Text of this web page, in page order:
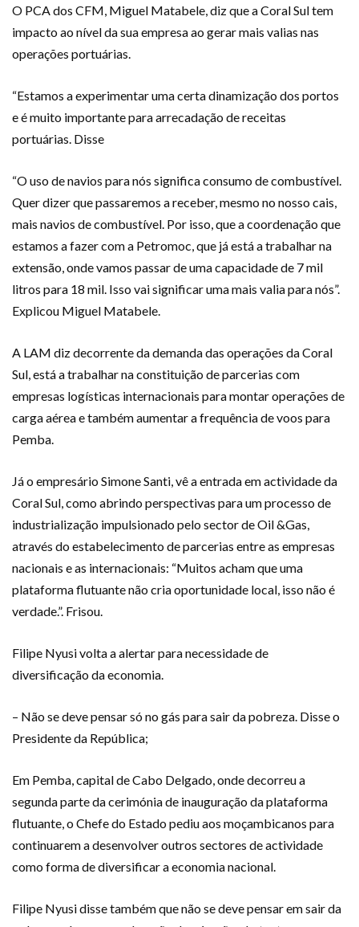
O PCA dos CFM, Miguel Matabele, diz que a Coral Sul tem
impacto ao nível da sua empresa ao gerar mais valias nas
operações portuárias.
“Estamos a experimentar uma certa dinamização dos portos
e é muito importante para arrecadação de receitas
portuárias. Disse
“O uso de navios para nós significa consumo de combustível.
Quer dizer que passaremos a receber, mesmo no nosso cais,
mais navios de combustível. Por isso, que a coordenação que
estamos a fazer com a Petromoc, que já está a trabalhar na
extensão, onde vamos passar de uma capacidade de 7 mil
litros para 18 mil. Isso vai significar uma mais valia para nós”.
Explicou Miguel Matabele.
A LAM diz decorrente da demanda das operações da Coral
Sul, está a trabalhar na constituição de parcerias com
empresas logísticas internacionais para montar operações de
carga aérea e também aumentar a frequência de voos para
Pemba.
Já o empresário Simone Santi, vê a entrada em actividade da
Coral Sul, como abrindo perspectivas para um processo de
industrialização impulsionado pelo sector de Oil &Gas,
através do estabelecimento de parcerias entre as empresas
nacionais e as internacionais: “Muitos acham que uma
plataforma flutuante não cria oportunidade local, isso não é
verdade.”. Frisou.
Filipe Nyusi volta a alertar para necessidade de
diversificação da economia.
– Não se deve pensar só no gás para sair da pobreza. Disse o
Presidente da República;
Em Pemba, capital de Cabo Delgado, onde decorreu a
segunda parte da cerimónia de inauguração da plataforma
flutuante, o Chefe do Estado pediu aos moçambicanos para
continuarem a desenvolver outros sectores de actividade
como forma de diversificar a economia nacional.
Filipe Nyusi disse também que não se deve pensar em sair da